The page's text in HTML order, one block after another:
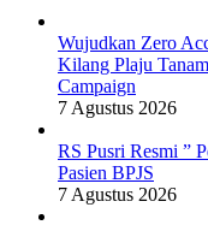
Wujudkan Zero
Kilang Plaju
Campaign
7 Agustus 2026
RS Pusri Resmi ”
Pasien BPJS
7 Agustus 2026